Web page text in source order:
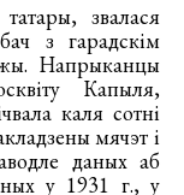
звалася
з гарадскім
Напрыканцы
Капыля,
каля сотні
мячэт і
даных аб
у 1931 г., у